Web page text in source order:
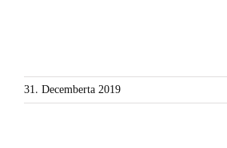
31. Decemberta 2019